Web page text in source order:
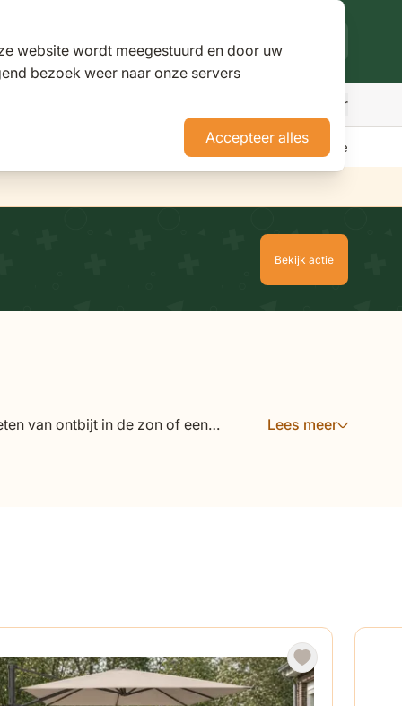
website wordt meegestuurd en door uw
bezoek weer naar onze servers
Accepteer alles
Meer
AdviesNieuwsKlantenservice
Bekijk actie
van ontbijt in de zon of een
Lees meer